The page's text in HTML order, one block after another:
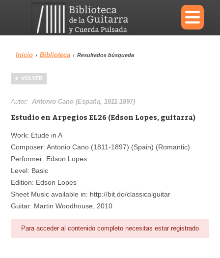
×
Menu
Biblioteca
Área personal Reproductor
Inicio › Biblioteca › Resultados búsqueda
VOLVER
Autor:Antonio Cano (España, 1811-1897)
Estudio en Arpegios EL26 (Edson Lopes, guitarra)
Work: Etude in A
Composer: Antonio Cano (1811-1897) (Spain) (Romantic)
Performer: Edson Lopes
Level: Basic
Edition: Edson Lopes
Sheet Music available in: http://bit.do/classicalguitar
Guitar: Martin Woodhouse, 2010
Para acceder al contenido completo necesitas estar registrado